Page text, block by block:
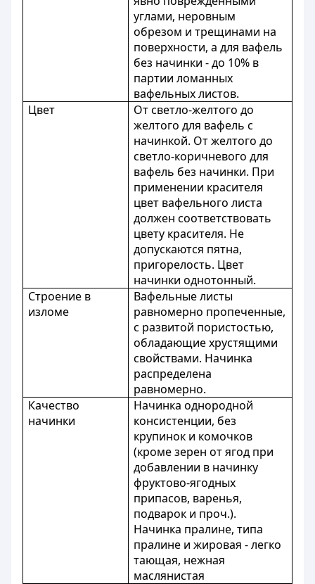
углами, неровным
обрезом и трещинами на
поверхности, а для вафель
без начинки - до 10% в
партии ломанных
вафельных листов.
Цвет
От светло-желтого до
желтого для вафель с
начинкой. От желтого до
светло-коричневого для
вафель без начинки. При
применении красителя
цвет вафельного листа
должен соответствовать
цвету красителя. Не
допускаются пятна,
пригорелость. Цвет
начинки однотонный.
Строение в
изломе
Вафельные листы
равномерно пропеченные,
с развитой пористостью,
обладающие хрустящими
свойствами. Начинка
распределена
равномерно.
Качество
начинки
Начинка однородной
консистенции, без
крупинок и комочков
(кроме зерен от ягод при
добавлении в начинку
фруктово-ягодных
припасов, варенья,
подварок и проч.).
Начинка пралине, типа
пралине и жировая - легко
тающая, нежная
маслянистая